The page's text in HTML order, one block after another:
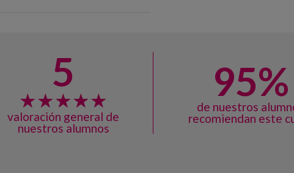
5
valoración general de
nuestros alumnos
95%
de nuestros
recomiendan este